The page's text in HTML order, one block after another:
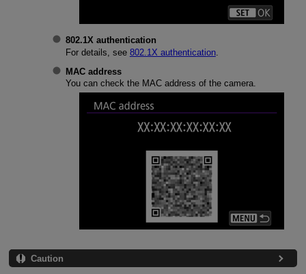
802.1X authentication
For details, see 802.1X authentication.
MAC address
You can check the MAC address of the camera.
Caution